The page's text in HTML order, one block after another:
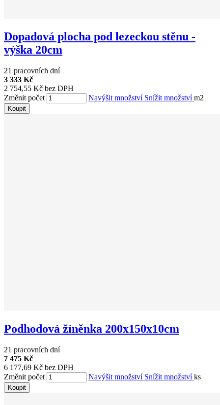
Dopadová plocha pod lezeckou stěnu -
výška 20cm
21 pracovních dní
3 333 Kč
2 754,55 Kč bez DPH
Změnit počet
Navýšit množství Snížit množstvím2
Koupit
Podhodová žíněnka 200x150x10cm
21 pracovních dní
7 475 Kč
6 177,69 Kč bez DPH
Změnit počet
Navýšit množství Snížit množstvíks
Koupit